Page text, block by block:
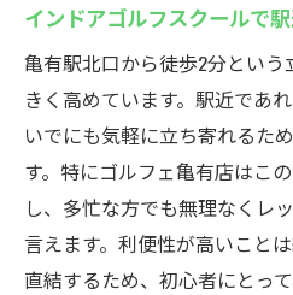
平井や葛飾区のゴル
比較
初心者必見！ゴルフェ亀
インドアゴルフスク
安心感
初心者向けインド
ート体制
インドアゴルフスクールで
亀有駅北口から徒歩2分とい
きく高めています。駅近であ
いでにも気軽に立ち寄れるた
す。特にゴルフェ亀有店はこ
し、多忙な方でも無理なくレ
言えます。利便性が高いこと
直結するため、初心者にとっ